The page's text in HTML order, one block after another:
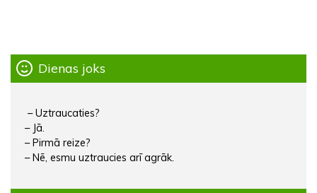
Dienas joks
– Uztraucaties?
– Jā.
– Pirmā reize?
– Nē, esmu uztraucies arī agrāk.